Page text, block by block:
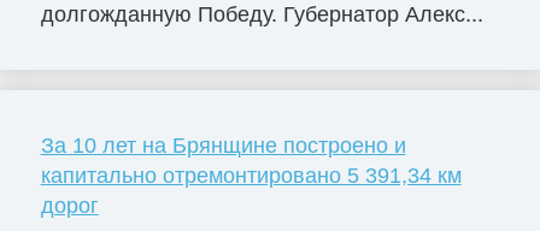
долгожданную Победу. Губернатор Алекс...
За 10 лет на Брянщине построено и
капитально отремонтировано 5 391,34 км
дорог